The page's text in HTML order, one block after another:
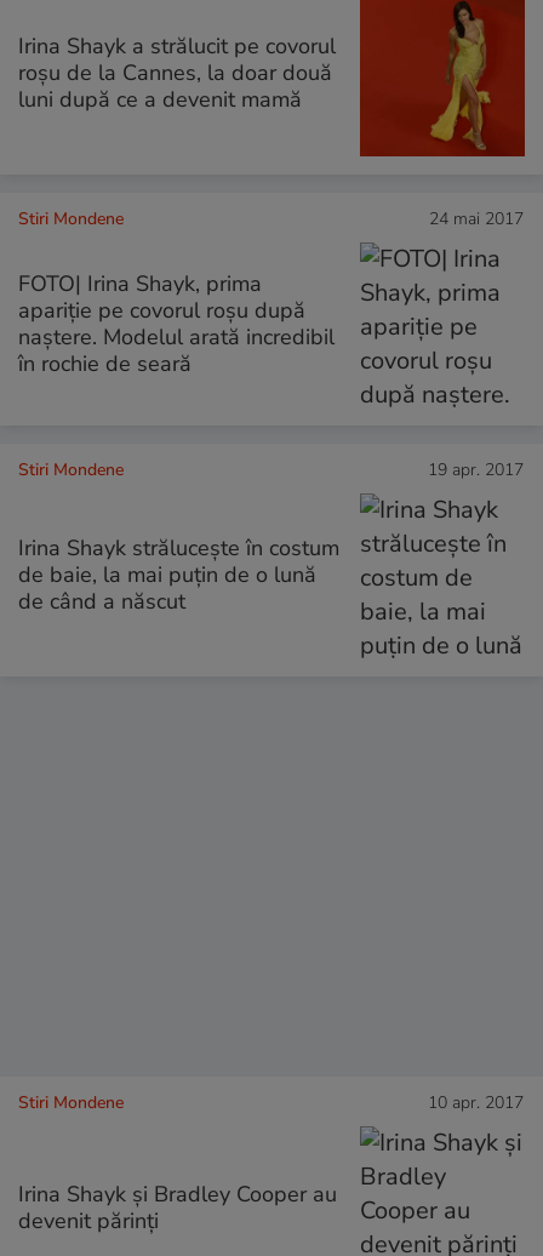
Irina Shayk a strălucit pe covorul
roșu de la Cannes, la doar două
luni după ce a devenit mamă
Stiri Mondene 24 mai 2017
FOTO| Irina Shayk, prima
apariție pe covorul roșu după
naștere. Modelul arată incredibil
în rochie de seară
Stiri Mondene 19 apr. 2017
Irina Shayk strălucește în costum
de baie, la mai puțin de o lună
de când a născut
Stiri Mondene 10 apr. 2017
Irina Shayk și Bradley Cooper au
devenit părinți